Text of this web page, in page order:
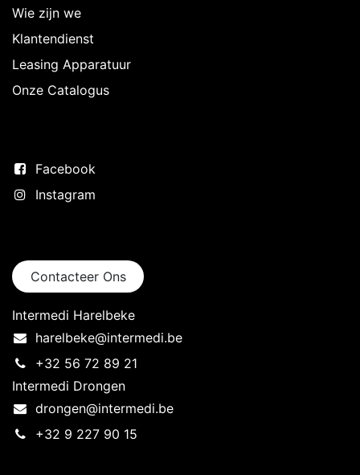
Wie zijn we
Klantendienst
Leasing Apparatuur
Onze Catalogus
Facebook
Instagram
Contacteer Ons
Intermedi Harelbeke
harelbeke@intermedi.be
+32 56 72 89 21
Intermedi Drongen
drongen@intermedi.be
+32 9 227 90 15